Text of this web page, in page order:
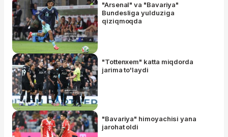
"Arsenal" va "Bavariya"
Bundesliga yulduziga
qiziqmoqda
"Tottenxem" katta miqdorda
jarima to'laydi
"Bavariya" himoyachisi yana
jarohat oldi